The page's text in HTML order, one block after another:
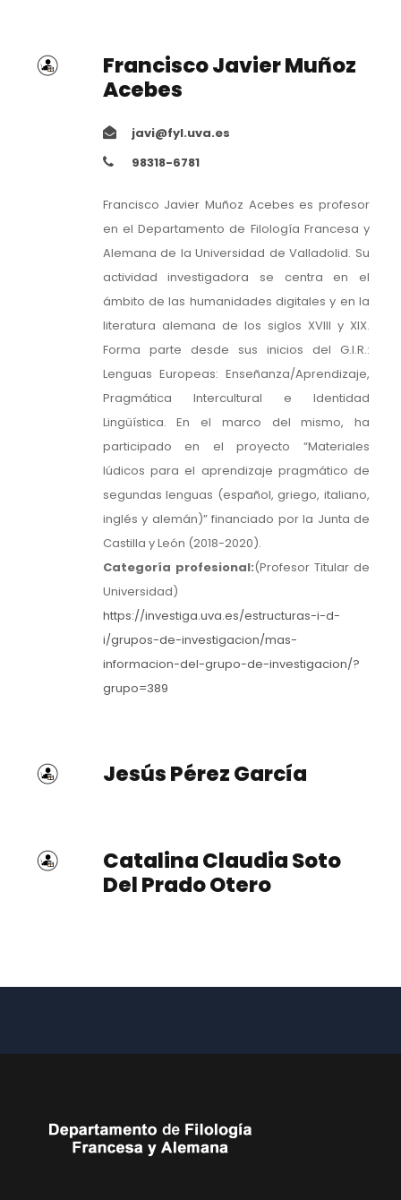
Francisco Javier Muñoz
Acebes
javi@fyl.uva.es
98318-6781
Francisco Javier Muñoz Acebes es profesor
en el Departamento de Filología Francesa y
Alemana de la Universidad de Valladolid. Su
actividad investigadora se centra en el
ámbito de las humanidades digitales y en la
literatura alemana de los siglos XVIII y XIX.
Forma parte desde sus inicios del G.I.R.:
Lenguas Europeas: Enseñanza/Aprendizaje,
Pragmática Intercultural e Identidad
Lingüística. En el marco del mismo, ha
participado en el proyecto “Materiales
lúdicos para el aprendizaje pragmático de
segundas lenguas (español, griego, italiano,
inglés y alemán)” financiado por la Junta de
Castilla y León (2018-2020).
Categoría profesional:(Profesor Titular de
Universidad)
https://investiga.uva.es/estructuras-i-d-
i/grupos-de-investigacion/mas-
informacion-del-grupo-de-investigacion/?
grupo=389
Jesús Pérez García
Catalina Claudia Soto
Del Prado Otero